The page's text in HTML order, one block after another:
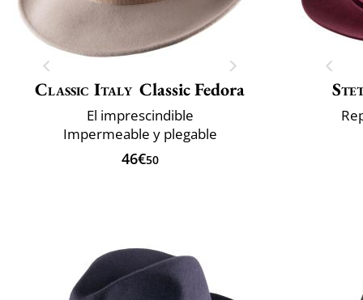
Classic Italy Classic Fedora
El imprescindible
Impermeable y plegable
46€50